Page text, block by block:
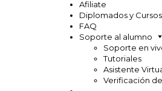
Afiliate
Diplomados y Cursos
FAQ
Soporte al alumno
Soporte en
Tutoriales
Asistente
Verificación